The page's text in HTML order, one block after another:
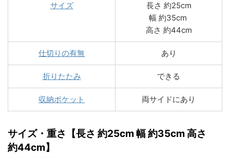
サイズ
長さ 約25cm
幅 約35cm
高さ 約44cm
仕切りの有無 あり
折りたたみ できる
収納ポケット 両サイドにあり
サイズ・重さ【長さ 約25cm 幅 約35cm 高さ
約44cm】